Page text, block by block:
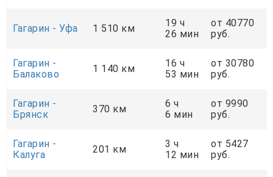
Гагарин - Уфа 1 510 км
19 ч
26 мин
от 40770
руб.
Гагарин -
Балаково
1 140 км
16 ч
53 мин
от 30780
руб.
Гагарин -
Брянск
370 км
6 ч
6 мин
от 9990
руб.
Гагарин -
Калуга
201 км
3 ч
12 мин
от 5427
руб.